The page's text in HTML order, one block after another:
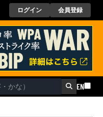
ログイン 会員登録
EN